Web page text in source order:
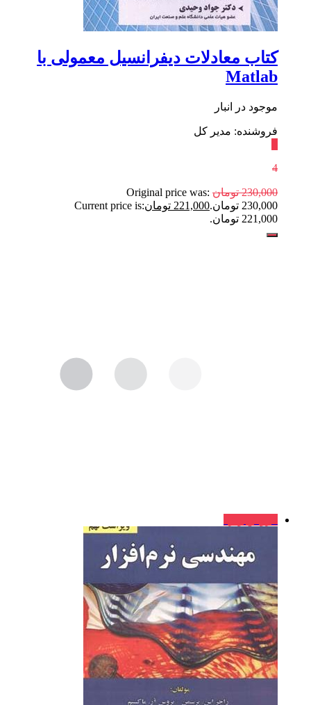
کتاب معادلات دیفرانسیل معمولی با
Matlab
موجود در انبار
فروشنده: مدیر کل
4
230,000 تومان Original price was:
230,000 تومان.
221,000 تومانCurrent price is:
221,000 تومان.